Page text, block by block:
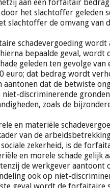
aan een forfaitair
het slachtoffer geleden
slachtoffer de omvang van
schadevergoeding wordt
bepaalde geval, wordt
geleden ten gevolge van
euro; dat bedrag wordt
aantonen dat de betwiste
niet-discriminerende
zoals de
en materiële
van de
zekerheid, is de
en morele schade gelijk
de werkgever aantoont
ook op niet-